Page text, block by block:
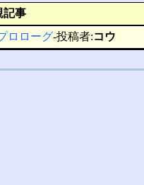
記事
ロローグ-投稿者:コウ